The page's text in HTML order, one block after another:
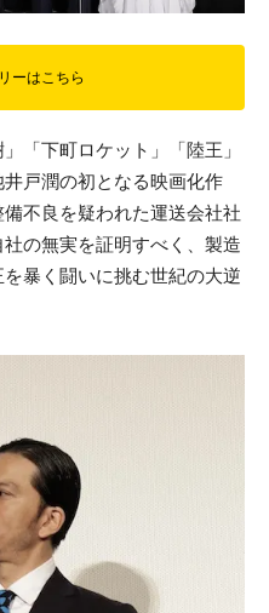
ーはこちら
「下町ロケット」「陸王」
戸潤の初となる映画化作
不良を疑われた運送会社社
の無実を証明すべく、製造
暴く闘いに挑む世紀の大逆